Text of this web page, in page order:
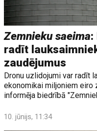
Zemnieku saeima:
radīt
zaudējumus
Dronu uzlidojumi var radīt
ekonomikai miljoniem eiro
informēja biedrībā
10. jūnijs, 11:34